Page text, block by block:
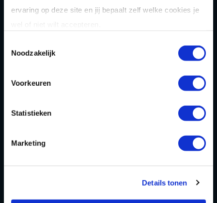
ervaring op deze site en jij bepaalt zelf welke cookies je
Noodzakelijk
Voorkeuren
Statistieken
Marketing
Details tonen
Zomer activiteiten
OVER